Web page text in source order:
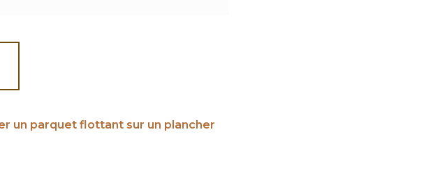
un parquet flottant sur un plancher